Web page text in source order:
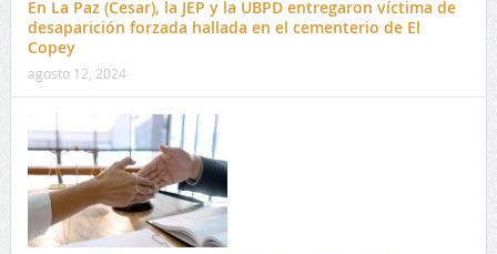
En La Paz (Cesar), la JEP y la UBPD entregaron víctima de
desaparición forzada hallada en el cementerio de El
Copey
agosto 12, 2024